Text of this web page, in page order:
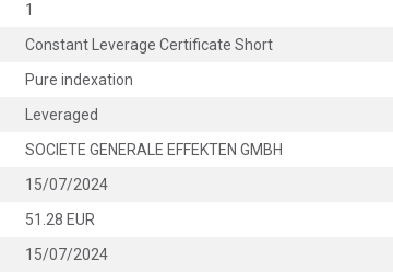
1
Constant Leverage Certificate Short
Pure indexation
Leveraged
SOCIETE GENERALE EFFEKTEN GMBH
15/07/2024
51.28 EUR
15/07/2024